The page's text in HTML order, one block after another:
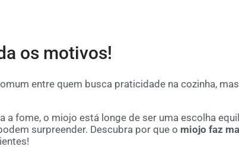
os motivos!
entre quem busca praticidade na cozinha,
a fome, o miojo está longe de ser uma escolha
surpreender. Descubra por que o miojo faz